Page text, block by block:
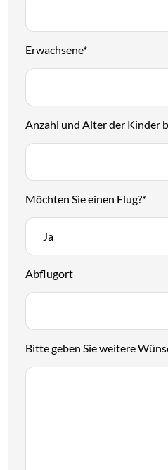
Erwachsene*
Anzahl und Alter der Kinder
Möchten Sie einen Flug?*
Ja
Abflugort
Bitte geben Sie weitere